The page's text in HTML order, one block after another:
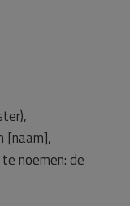
[naam],
noemen: de